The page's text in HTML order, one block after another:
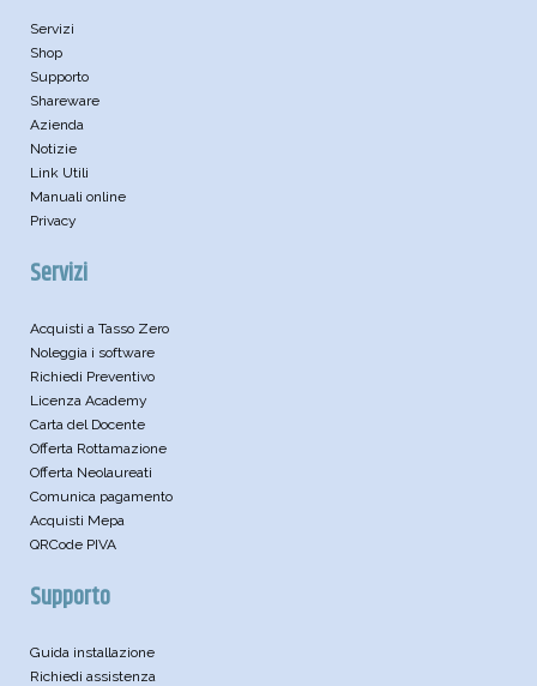
Servizi
Shop
Supporto
Shareware
Azienda
Notizie
Link Utili
Manuali online
Privacy
Servizi
Acquisti a Tasso Zero
Noleggia i software
Richiedi Preventivo
Licenza Academy
Carta del Docente
Offerta Rottamazione
Offerta Neolaureati
Comunica pagamento
Acquisti Mepa
QRCode PIVA
Supporto
Guida installazione
Richiedi assistenza